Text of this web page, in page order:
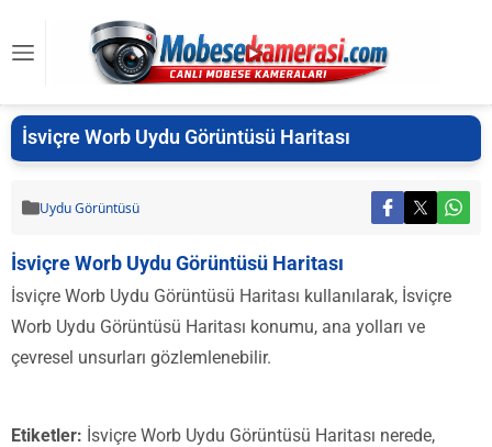
İsviçre Worb Uydu Görüntüsü Haritası
Uydu Görüntüsü
İsviçre Worb Uydu Görüntüsü Haritası
İsviçre Worb Uydu Görüntüsü Haritası kullanılarak, İsviçre
Worb Uydu Görüntüsü Haritası konumu, ana yolları ve
çevresel unsurları gözlemlenebilir.
Etiketler: İsviçre Worb Uydu Görüntüsü Haritası nerede,